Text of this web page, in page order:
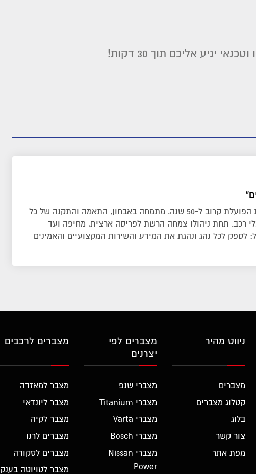
יגיע אליכם תוך 30 דקות!
דור שני למייסדי הרשת הפועלת קרוב ל-50 שנה. מתמחה באבחון, התאמה והתקנה של כל
כלי רכב. תחת ניהולו צמחה הרשת לפריסה ארצית, מחיפה ועד
לספק לכל נהג ונהגת את המידע והשירות המקצועיים והאמינים
ניווט מהיר
מצברים
קטלוג מצברים
בלוג
צור קשר
מפת אתר
מצברים לפי
יצרנים
מצברי שנפ
מצברי Titanium
מצברי Varta
מצברי Bosch
מצברי Nissan
Power
מצברים לרכבים
מצבר למאזדה
מצבר ליונדאי
מצבר לקיה
מצברים לרנו
מצברים לסקודה
מצבר לטויוטה בענק